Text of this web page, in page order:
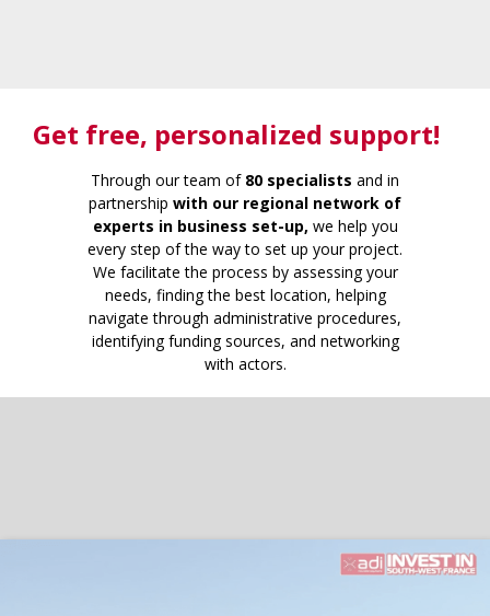
Get free, personalized support!
Through our team of 80 specialists and in
partnership with our regional network of
experts in business set-up, we help you
every step of the way to set up your project.
We facilitate the process by assessing your
needs, finding the best location, helping
navigate through administrative procedures,
identifying funding sources, and networking
with actors.